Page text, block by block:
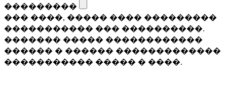
���������
��� ����, ����� ���� ���������
����������� ��� ����������.
������� ����� ������������
������ � ������ �������������
����������� ����� � ����.